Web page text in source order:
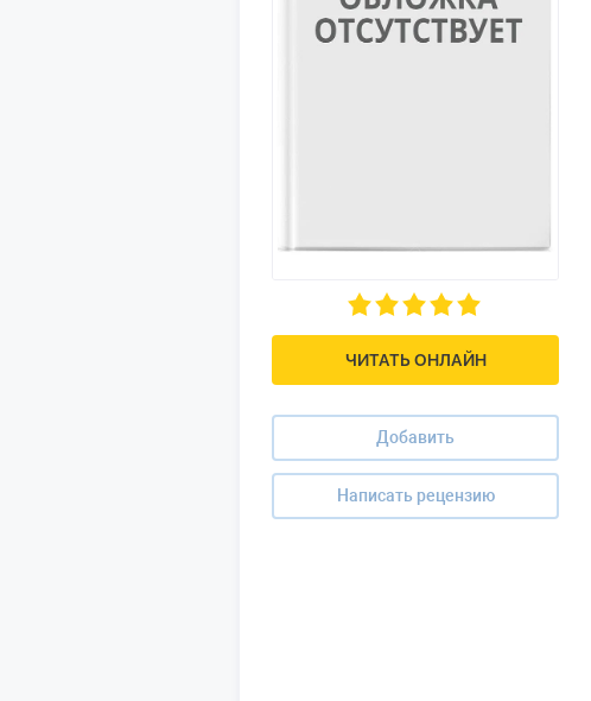
ЧИТАТЬ ОНЛАЙН
Добавить
Написать рецензию